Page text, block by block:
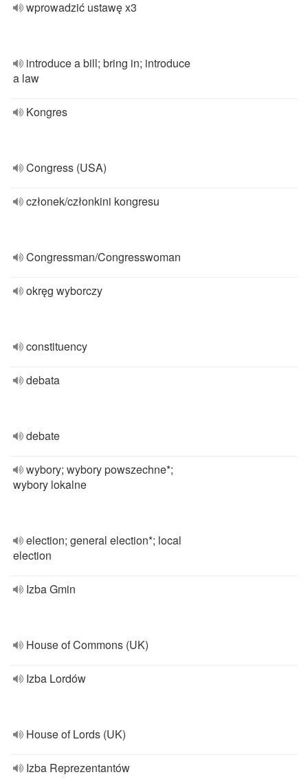
wprowadzić ustawę x3
introduce a bill; bring in; introduce
a law
Kongres
Congress (USA)
członek/członkini kongresu
Congressman/Congresswoman
okręg wyborczy
constituency
debata
debate
wybory; wybory powszechne*;
wybory lokalne
election; general election*; local
election
Izba Gmin
House of Commons (UK)
Izba Lordów
House of Lords (UK)
Izba Reprezentantów